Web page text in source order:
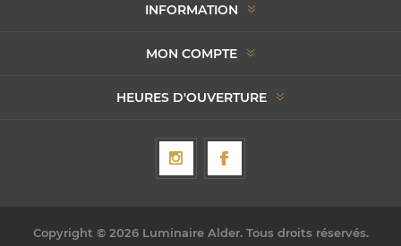
INFORMATION
MON COMPTE
HEURES D'OUVERTURE
Copyright © 2026 Luminaire Alder. Tous droits réservés.